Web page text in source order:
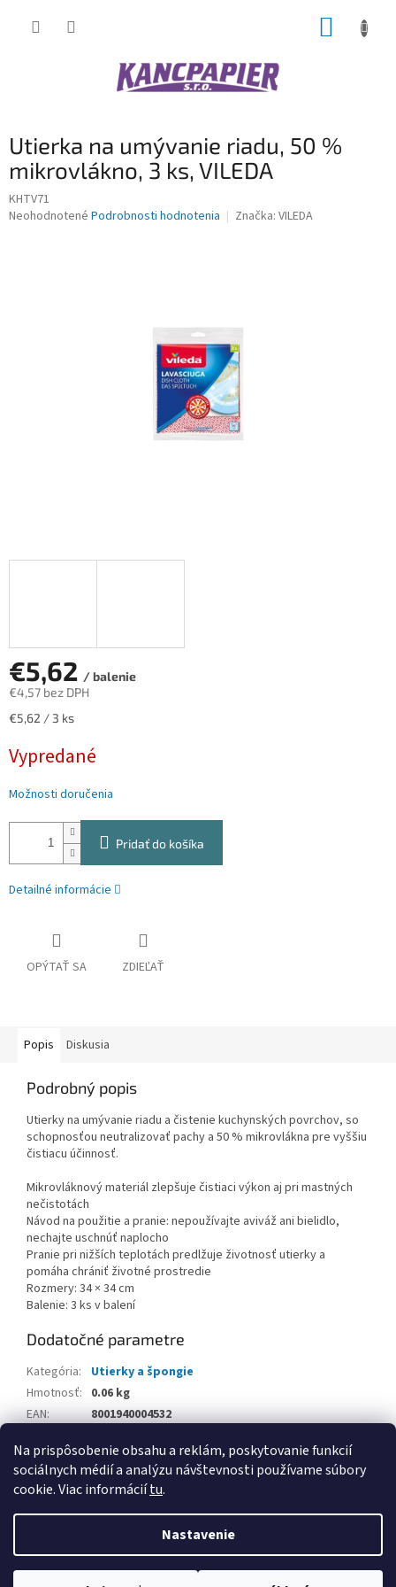
Na prispôsobenie obsahu a reklám, poskytovanie funkcií
sociálnych médií a analýzu návštevnosti používame súbory
cookie. Viac informáciítu.
Nastavenie
Utierka na umývanie riadu, 50 %
mikrovlákno, 3 ks, VILEDA
KHTV71
Priemerné
Neohodnotené Podrobnosti hodnotenia Značka: VILEDA
€5,62 / balenie
€4,57 bez DPH
Jednotková
€5,62 / 3 ks
Vypredané
Možnosti doručenia
Pridať do košíka
Detailné informácie
OPÝTAŤ SA ZDIEĽAŤ
Popis Diskusia
Podrobný popis
Utierky na umývanie riadu a čistenie kuchynských povrchov, so
schopnosťou neutralizovať pachy a 50 % mikrovlákna pre vyššiu
čistiacu účinnosť.
Mikrovláknový materiál zlepšuje čistiaci výkon aj pri mastných
nečistotách
Návod na použitie a pranie: nepoužívajte aviváž ani bielidlo,
nechajte uschnúť naplocho
Pranie pri nižších teplotách predlžuje životnosť utierky a
pomáha chrániť životné prostredie
Rozmery: 34 × 34 cm
Balenie: 3 ks v balení
Dodatočné parametre
Kategória:
Utierky a špongie
Hmotnosť: 0.06 kg
EAN:
8001940004532
Copyright 2026www.kancpapier.sk. Všetky práva vyhradené.